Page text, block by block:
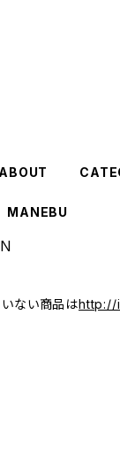
ABOUT
MANEBU
いない商品はhttp://